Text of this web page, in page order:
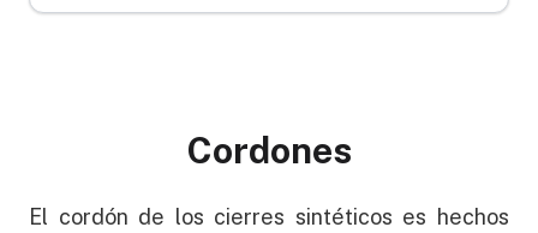
Cordones
El cordón de los cierres sintéticos es hechos